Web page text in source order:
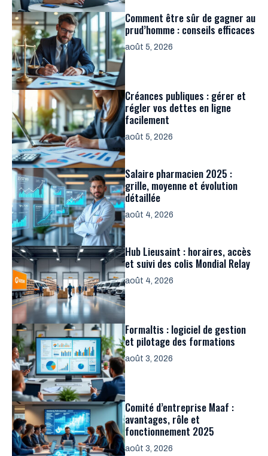
Comment être sûr de gagner au
prud’homme : conseils efficaces
août 5, 2026
Créances publiques : gérer et
régler vos dettes en ligne
facilement
août 5, 2026
Salaire pharmacien 2025 :
grille, moyenne et évolution
détaillée
août 4, 2026
Hub Lieusaint : horaires, accès
et suivi des colis Mondial Relay
août 4, 2026
Formaltis : logiciel de gestion
et pilotage des formations
août 3, 2026
Comité d’entreprise Maaf :
avantages, rôle et
fonctionnement 2025
août 3, 2026